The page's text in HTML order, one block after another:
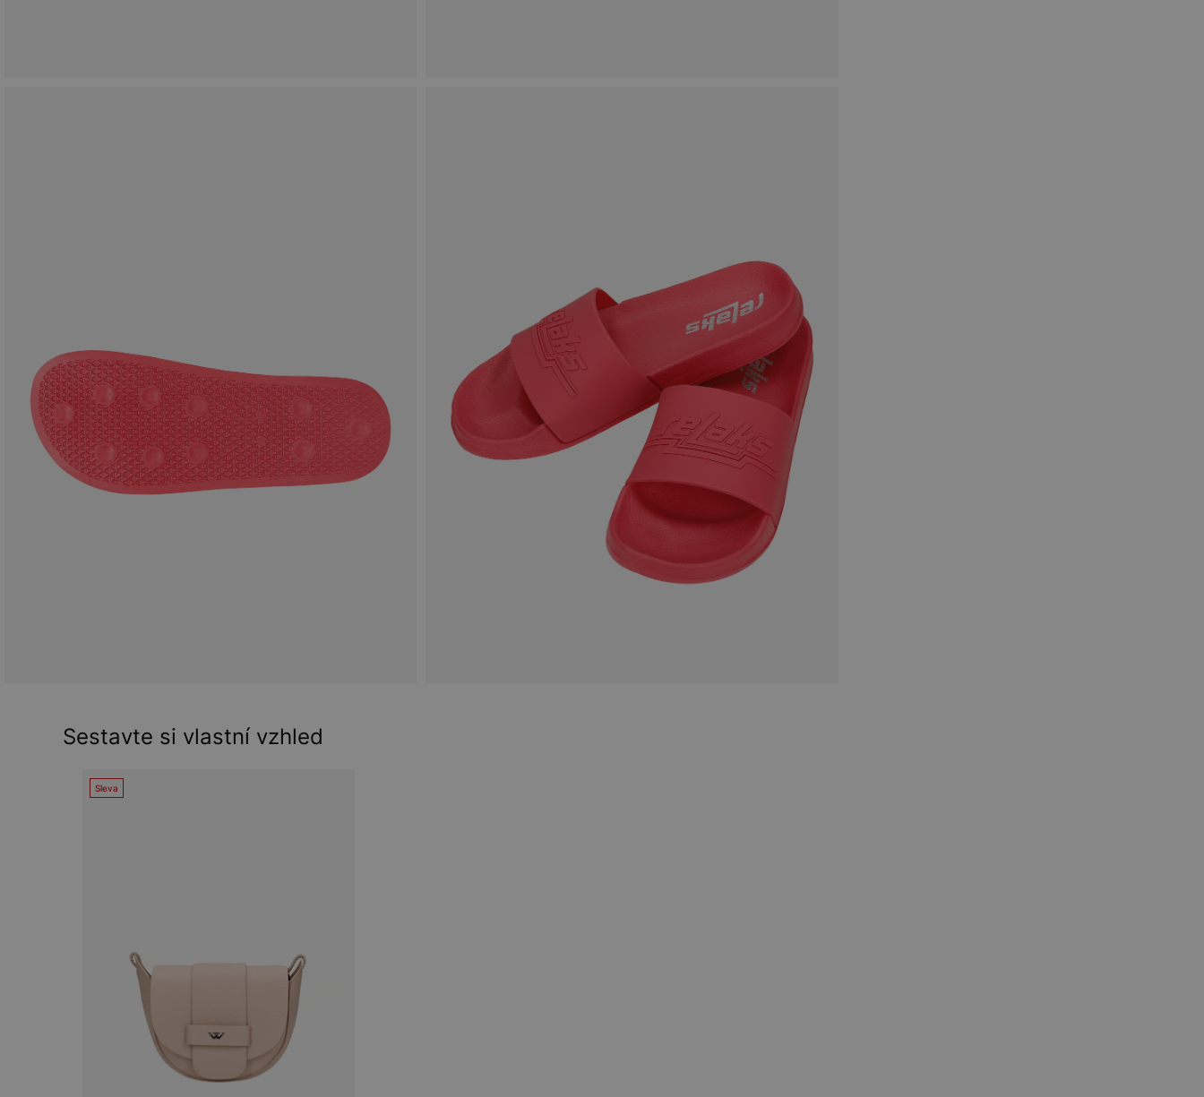
Sestavte si vlastní vzhled
Sleva